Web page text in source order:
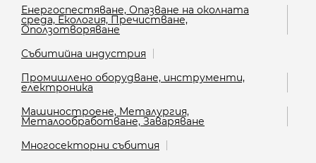
Енергоспестяване, Опазване на околната
среда, Екология, Пречистване,
Оползотворяване
Събитийна индустрия
Промишлено оборудване, инструменти,
електроника
Машиностроене, Металургия,
Металообработване, Заваряване
Многосекторни събития